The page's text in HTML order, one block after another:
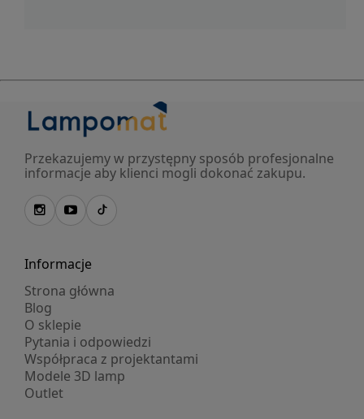
Przekazujemy w przystępny sposób profesjonalne
informacje aby klienci mogli dokonać zakupu.
Informacje
Strona główna
Blog
O sklepie
Pytania i odpowiedzi
Współpraca z projektantami
Modele 3D lamp
Outlet